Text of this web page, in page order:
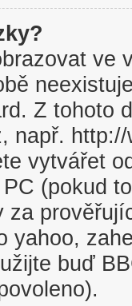
ve
Z tohoto
např.
vytvářet
(pokud
za
yahoo,
buď